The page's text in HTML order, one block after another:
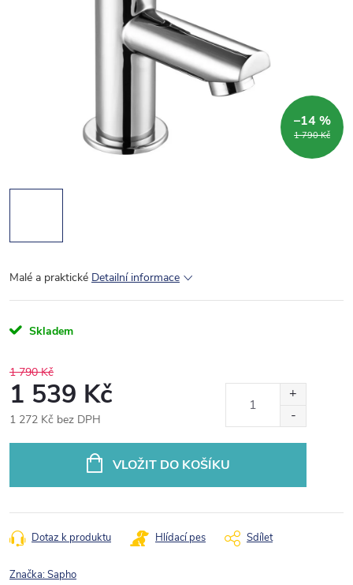
1 790 Kč
–14 %
Malé a praktické Detailní informace
Skladem
1 790 Kč
1 539 Kč
1 272 Kč bez DPH
VLOŽIT DO KOŠÍKU
Dotaz k produktu Hlídací pes Sdílet
Značka:Sapho